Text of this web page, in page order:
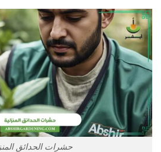
حشرات الحدائق